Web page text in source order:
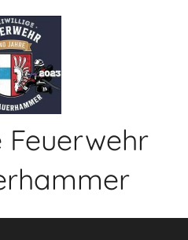
Feuerwehr